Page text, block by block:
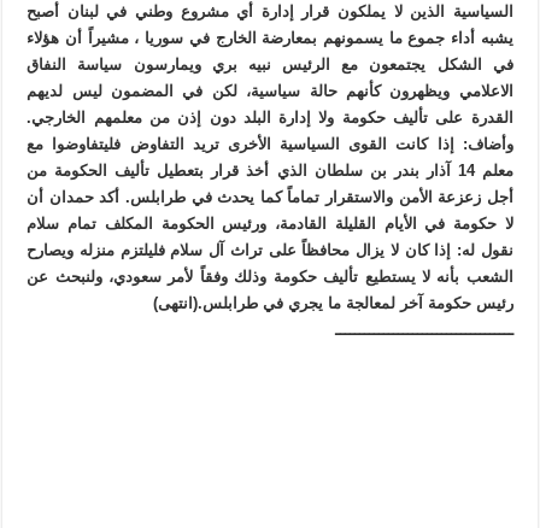
السياسية الذين لا يملكون قرار إدارة أي مشروع وطني في لبنان أصبح
يشبه أداء جموع ما يسمونهم بمعارضة الخارج في سوريا ، مشيراً أن هؤلاء
في الشكل يجتمعون مع الرئيس نبيه بري ويمارسون سياسة النفاق
الاعلامي ويظهرون كأنهم حالة سياسية، لكن في المضمون ليس لديهم
القدرة على تأليف حكومة ولا إدارة البلد دون إذن من معلمهم الخارجي.
وأضاف: إذا كانت القوى السياسية الأخرى تريد التفاوض فليتفاوضوا مع
معلم 14 آذار بندر بن سلطان الذي أخذ قرار بتعطيل تأليف الحكومة من
أجل زعزعة الأمن والاستقرار تماماً كما يحدث في طرابلس. أكد حمدان أن
لا حكومة في الأيام القليلة القادمة، ورئيس الحكومة المكلف تمام سلام
نقول له: إذا كان لا يزال محافظاً على تراث آل سلام فليلتزم منزله ويصارح
الشعب بأنه لا يستطيع تأليف حكومة وذلك وفقاً لأمر سعودي، ولنبحث عن
رئيس حكومة آخر لمعالجة ما يجري في طرابلس.(انتهى)
ـــــــــــــــــــــــــــــــــــــ